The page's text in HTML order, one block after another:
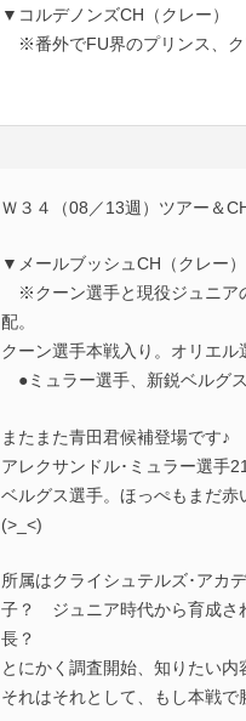
▼コルデノンズCH（クレー）
※番外でFU界のプリンス、ク
Ｗ３４（08／13週）ツアー＆
▼メールブッシュCH（クレー）
※クーン選手と現役ジュニア
配。
クーン選手本戦入り。オリエル
●ミュラー選手、新鋭ベルグ
またまた青田君候補登場です♪
アレクサンドル･ミュラー選手
ベルグス選手。ほっぺもまだ
(>_<)
所属はクライシュテルズ･アカ
子？ ジュニア時代から育成さ
長？
とにかく調査開始、知りたい内
それはそれとして、もし本戦で